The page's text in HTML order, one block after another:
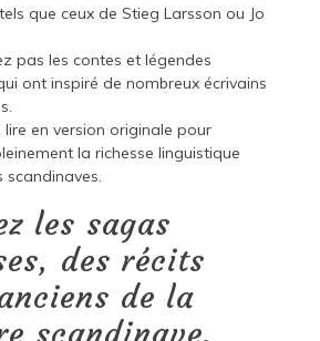
que ceux de Stieg Larsson ou Jo
pas les contes et légendes
ont inspiré de nombreux écrivains
lire en version originale pour
la richesse linguistique
les sagas
des récits
de la